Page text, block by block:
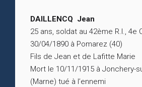
DAILLENCQ Jean
25 ans, soldat au 42ème R.I., 4e
30/04/1890 à Pomarez (40)
Fils de Jean et de Lafitte Marie
Mort le 10/11/1915 à Jonchery-
(Marne) tué à l’ennemi